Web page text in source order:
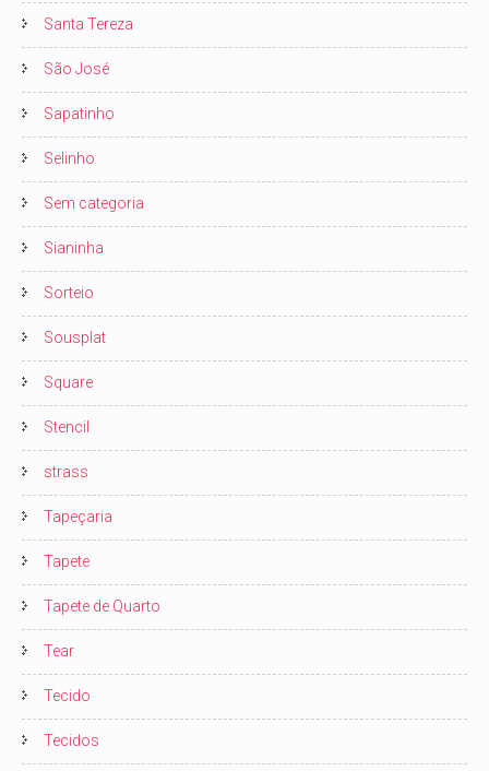
Santa Tereza
São José
Sapatinho
Selinho
Sem categoria
Sianinha
Sorteio
Sousplat
Square
Stencil
strass
Tapeçaria
Tapete
Tapete de Quarto
Tear
Tecido
Tecidos